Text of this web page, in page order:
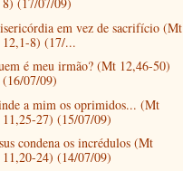
em vez de sacrifício (Mt
12,1-8) (17/...
é meu irmão? (Mt 12,46-50)
(16/07/09)
a mim os oprimidos... (Mt
11,25-27) (15/07/09)
condena os incrédulos (Mt
11,20-24) (14/07/09)